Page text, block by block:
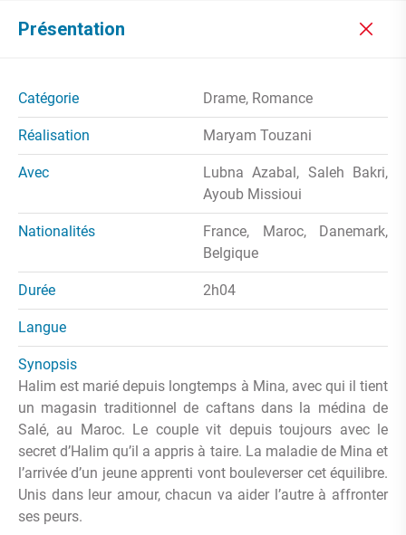
Présentation
Catégorie Drame, Romance
Réalisation Maryam Touzani
Avec
Lubna Azabal, Saleh Bakri,
Ayoub Missioui
Nationalités
France, Maroc, Danemark,
Belgique
Durée 2h04
Langue
Synopsis
Halim est marié depuis longtemps à Mina, avec qui il tient
un magasin traditionnel de caftans dans la médina de
Salé, au Maroc. Le couple vit depuis toujours avec le
secret d’Halim qu’il a appris à taire. La maladie de Mina et
l’arrivée d’un jeune apprenti vont bouleverser cet équilibre.
Unis dans leur amour, chacun va aider l’autre à affronter
ses peurs.